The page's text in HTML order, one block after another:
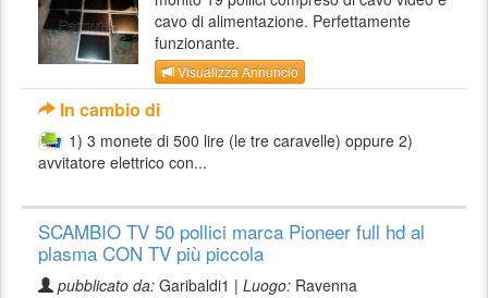
cavo di alimentazione. Perfettamente
funzionante.
Visualizza Annuncio
In cambio di
1) 3 monete di 500 lire (le tre caravelle) oppure 2)
avvitatore elettrico con...
SCAMBIO TV 50 pollici marca Pioneer full hd al
plasma CON TV più piccola
pubblicato da: Garibaldi1 | Luogo: Ravenna